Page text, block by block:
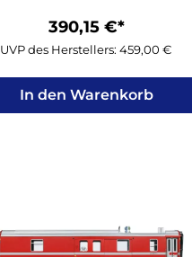
390,15 €*
UVP des Herstellers: 459,00 €
In den Warenkorb